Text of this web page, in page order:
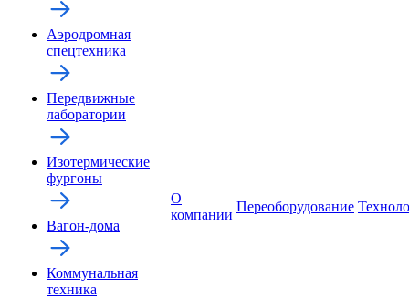
Аэродромная
спецтехника
Передвижные
лаборатории
Изотермические
фургоны
Вагон-дома
Коммунальная
техника
О
компании
Переоборудование